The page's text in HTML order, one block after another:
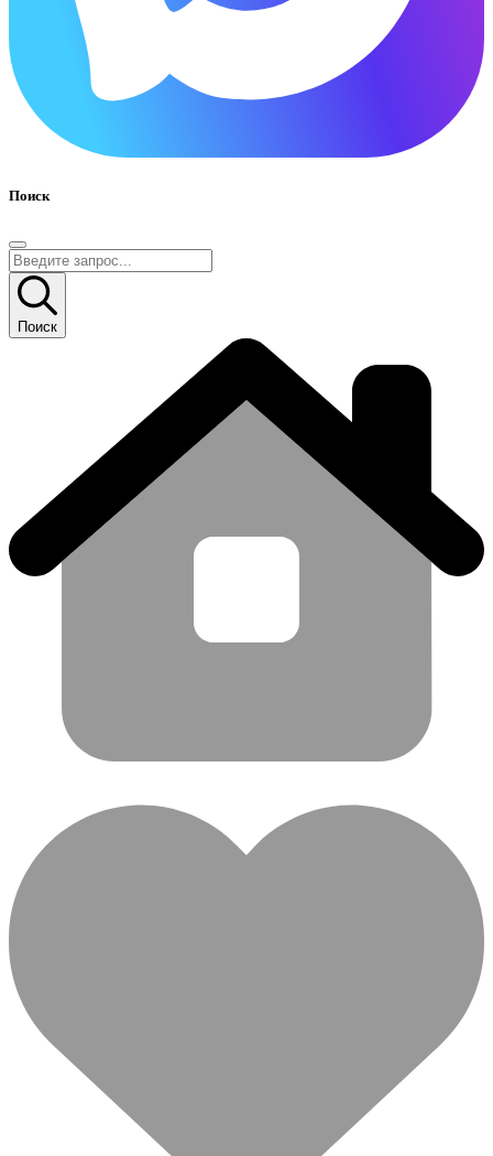
Поиск
Поиск